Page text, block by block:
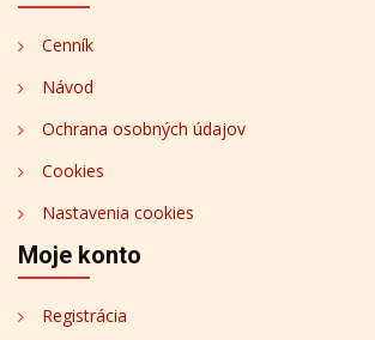
Cenník
Návod
Ochrana osobných údajov
Cookies
Nastavenia cookies
Moje konto
Registrácia